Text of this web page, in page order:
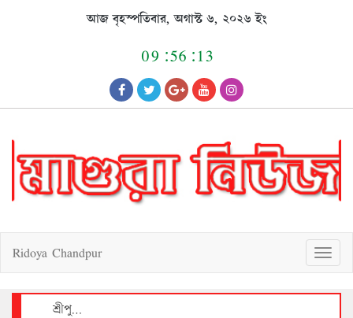
আজ বৃহস্পতিবার, অগাস্ট ৬, ২০২৬ ইং
09:56:13
T
o
g
g
l
a
Ridoya Chandpur